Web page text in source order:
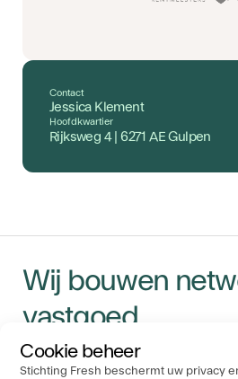
Cookie beheer
Stichting Fresh beschermt uw privacy
Contact
Jessica Klement
Hoofdkwartier
Rijksweg 4 | 6271 AE Gulpen
Wij bouwen
vastgoed
Navigatie Ons Kantoor